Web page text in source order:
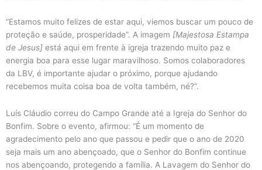
“Estamos muito felizes de estar aqui, viemos buscar um pouco de
proteção e saúde, prosperidade”. A imagem [Majestosa Estampa
de Jesus] está aqui em frente à igreja trazendo muito paz e
energia boa para esse lugar maravilhoso. Somos colaboradores
da LBV, é importante ajudar o próximo, porque ajudando
recebemos muita coisa boa de volta também, né?”.
Luís Cláudio correu do Campo Grande até a Igreja do Senhor do
Bonfim. Sobre o evento, afirmou: “É um momento de
agradecimento pelo ano que passou e pedir que o ano de 2020
seja mais um ano abençoado, que o Senhor do Bonfim continue
nos abençoando, protegendo a família. A Lavagem do Senhor do